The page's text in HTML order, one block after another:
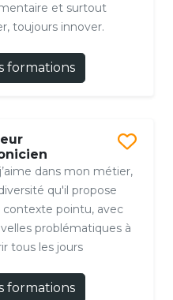
et surtout
toujours innover.
formations
dans mon métier,
qu'il propose
contexte pointu, avec
problématiques à
tous les jours
formations